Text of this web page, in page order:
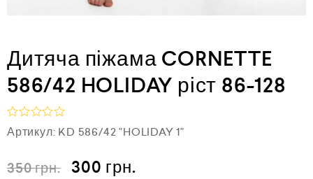
Дитяча піжама CORNETTE
586/42 HOLIDAY ріст 86-128
О
ц
н
е
Артикул: KD 586/42 "HOLIDAY 1"
350грн. 300 грн.